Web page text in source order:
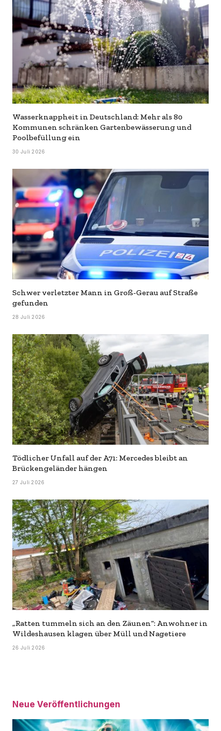
Wasserknappheit in Deutschland: Mehr als 80
Kommunen schränken Gartenbewässerung und
Poolbefüllung ein
30 Juli 2026
Schwer verletzter Mann in Groß-Gerau auf Straße
gefunden
28 Juli 2026
Tödlicher Unfall auf der A71: Mercedes bleibt an
Brückengeländer hängen
27 Juli 2026
„Ratten tummeln sich an den Zäunen“: Anwohner in
Wildeshausen klagen über Müll und Nagetiere
26 Juli 2026
Neue Veröffentlichungen